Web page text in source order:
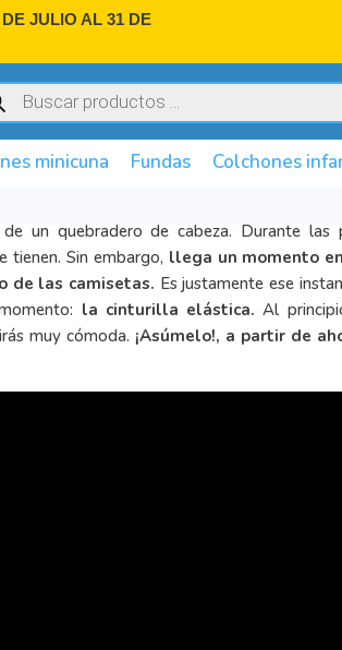
JULIO AL 31 DE
minicuna Fundas Colchones
un quebradero de cabeza. Durante las
tienen. Sin embargo, llega un momento
de las camisetas. Es justamente ese
la cinturilla elástica. Al
muy cómoda. ¡Asúmelo!, a partir de